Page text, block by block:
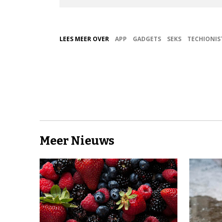
LEES MEER OVER APP GADGETS SEKS
Meer Nieuws